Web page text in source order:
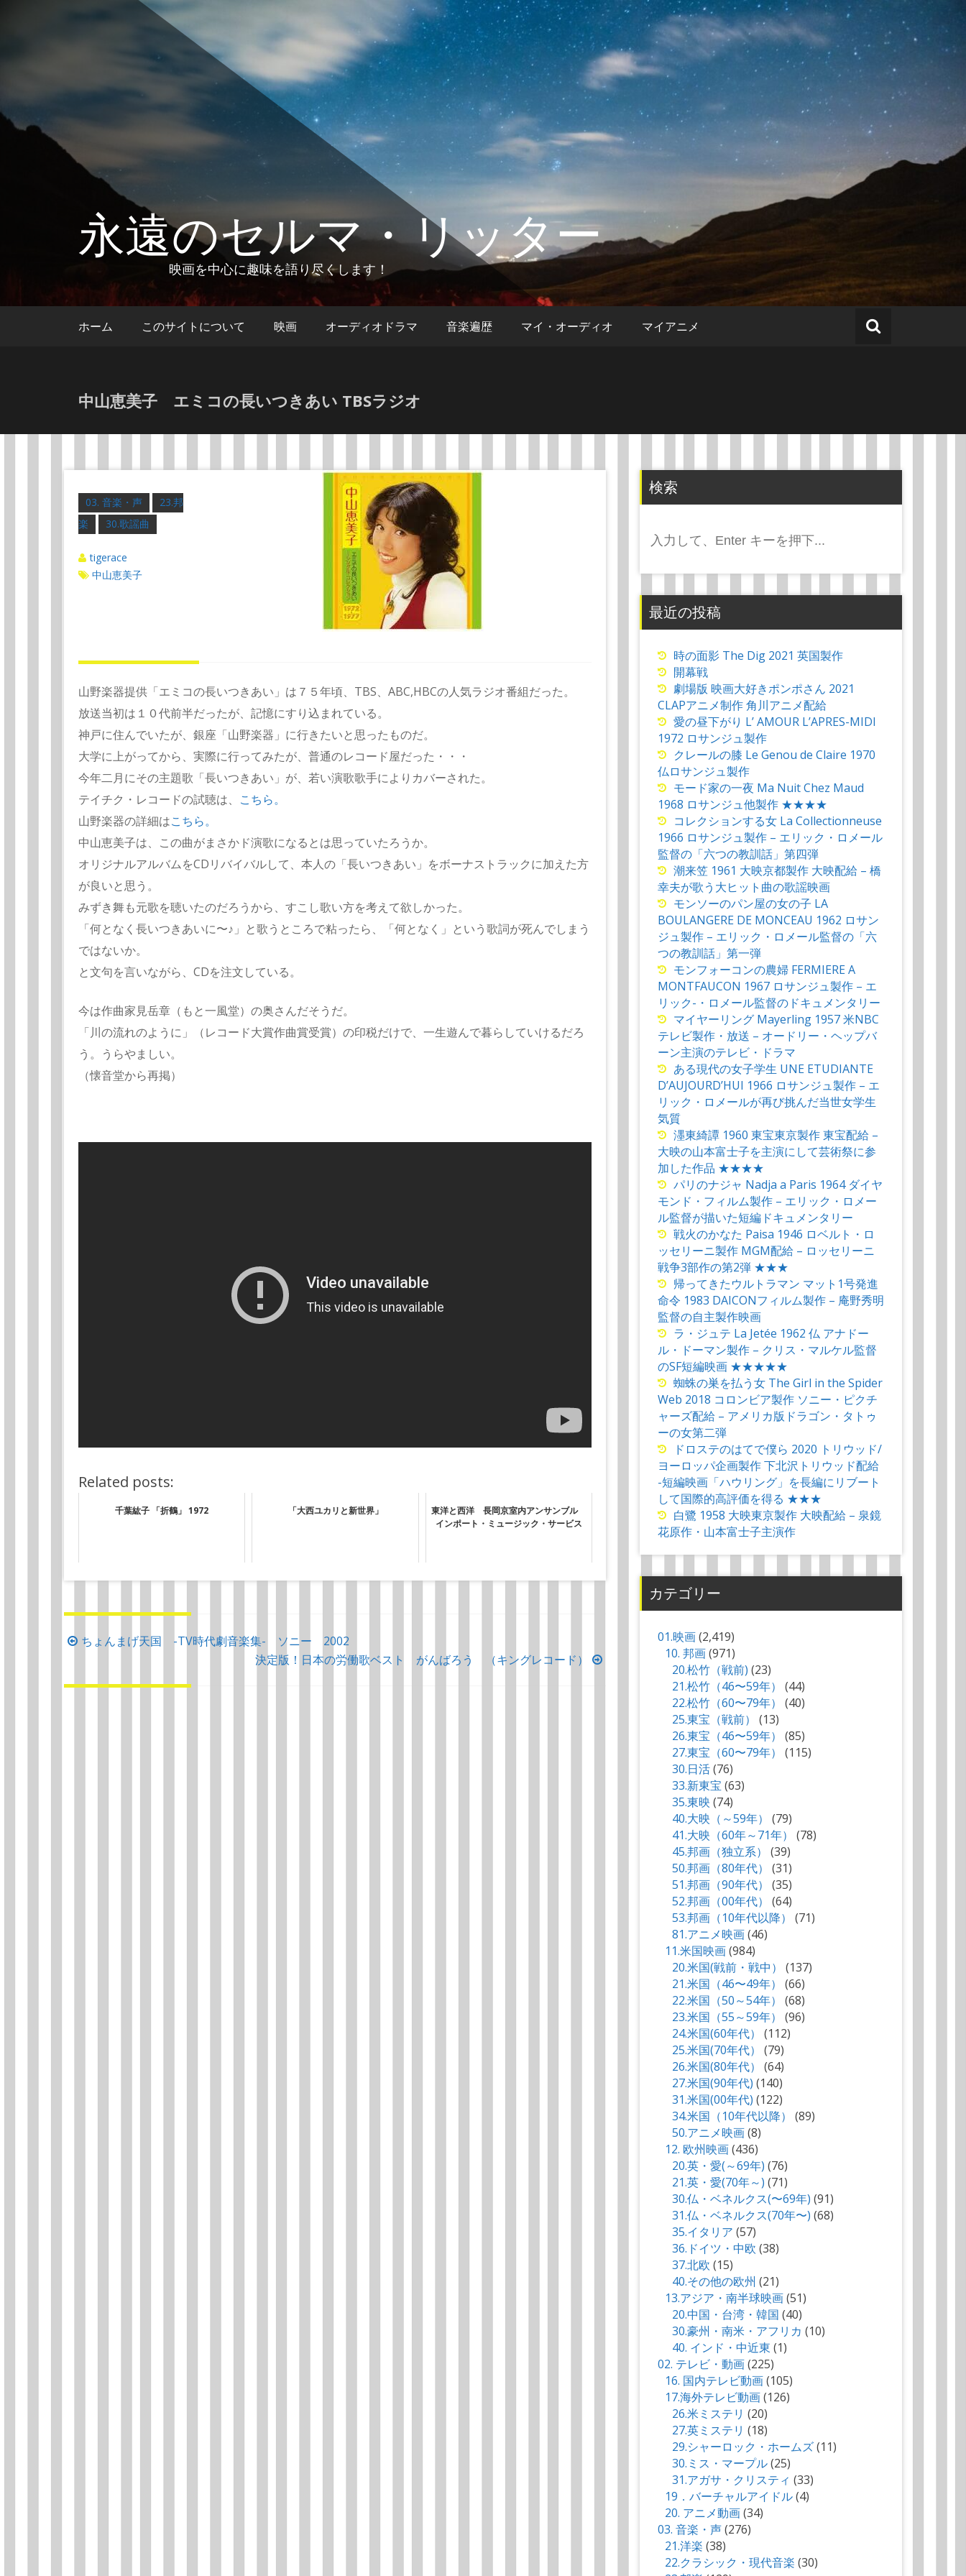
キ
永遠のセルマ・リッター
映画を中心に趣味を語り尽くします！
ホーム このサイトについて 映画 オーディオドラマ 音楽遍歴 マイ・オーディオ マイアニメ
中山恵美子 エミコの長いつきあい TBSラジオ
03. 音楽・声
23.邦
楽
30.歌謡曲
tigerace
中山恵美子
山野楽器提供「エミコの長いつきあい」は７５年頃、TBS、ABC,HBCの人気ラジオ番組だった。
放送当初は１０代前半だったが、記憶にすり込まれている。
神戸に住んでいたが、銀座「山野楽器」に行きたいと思ったものだ。
大学に上がってから、実際に行ってみたが、普通のレコード屋だった・・・
今年二月にその主題歌「長いつきあい」が、若い演歌歌手によりカバーされた。
テイチク・レコードの試聴は、 こちら。
山野楽器の詳細はこちら。
中山恵美子は、この曲がまさかド演歌になるとは思っていたろうか。
オリジナルアルバムをCDリバイバルして、本人の「長いつきあい」をボーナストラックに加えた方
が良いと思う。
みずき舞も元歌を聴いたのだろうから、すこし歌い方を考えて欲しかった。
「何となく長いつきあいに〜♪」と歌うところで粘ったら、「何となく」という歌詞が死んでしまう
ではないか。
と文句を言いながら、CDを注文している。
今は作曲家見岳章（もと一風堂）の奥さんだそうだ。
「川の流れのように」（レコード大賞作曲賞受賞）の印税だけで、一生遊んで暮らしていけるだろ
う。うらやましい。
（懐音堂から再掲）
Related posts:
千葉紘子 「折鶴」 1972 「大西ユカリと新世界」
東洋と西洋 長岡京室内アンサンブル
インポート・ミュージック・サービス
投
ナ
ちょんまげ天国 -TV時代劇音楽集- ソニー 2002
決定版！日本の労働歌ベスト がんばろう （キングレコード）
検索
索:
最近の投稿
時の面影 The Dig 2021 英国製作
開幕戦
劇場版 映画大好きポンポさん 2021
CLAPアニメ制作 角川アニメ配給
愛の昼下がり L’ AMOUR L’APRES-MIDI
1972 ロサンジュ製作
クレールの膝 Le Genou de Claire 1970
仏ロサンジュ製作
モード家の一夜 Ma Nuit Chez Maud
1968 ロサンジュ他製作 ★★★★
コレクションする女 La Collectionneuse
1966 ロサンジュ製作 – エリック・ロメール
監督の「六つの教訓話」第四弾
潮来笠 1961 大映京都製作 大映配給 – 橋
幸夫が歌う大ヒット曲の歌謡映画
モンソーのパン屋の女の子 LA
BOULANGERE DE MONCEAU 1962 ロサン
ジュ製作 – エリック・ロメール監督の「六
つの教訓話」第一弾
モンフォーコンの農婦 FERMIERE A
MONTFAUCON 1967 ロサンジュ製作 – エ
リック-・ロメール監督のドキュメンタリー
マイヤーリング Mayerling 1957 米NBC
テレビ製作・放送 – オードリー・ヘップバ
ーン主演のテレビ・ドラマ
ある現代の女子学生 UNE ETUDIANTE
D’AUJOURD’HUI 1966 ロサンジュ製作 – エ
リック・ロメールが再び挑んだ当世女学生
気質
濹東綺譚 1960 東宝東京製作 東宝配給 –
大映の山本富士子を主演にして芸術祭に参
加した作品 ★★★★
パリのナジャ Nadja a Paris 1964 ダイヤ
モンド・フィルム製作 – エリック・ロメー
ル監督が描いた短編ドキュメンタリー
戦火のかなた Paisa 1946 ロベルト・ロ
ッセリーニ製作 MGM配給 – ロッセリーニ
戦争3部作の第2弾 ★★★
帰ってきたウルトラマン マット1号発進
命令 1983 DAICONフィルム製作 – 庵野秀明
監督の自主製作映画
ラ・ジュテ La Jetée 1962 仏 アナドー
ル・ドーマン製作 – クリス・マルケル監督
のSF短編映画 ★★★★★
蜘蛛の巣を払う女 The Girl in the Spider
Web 2018 コロンビア製作 ソニー・ピクチ
ャーズ配給 – アメリカ版ドラゴン・タトゥ
ーの女第二弾
ドロステのはてで僕ら 2020 トリウッド/
ヨーロッパ企画製作 下北沢トリウッド配給
-短編映画「ハウリング」を長編にリブート
して国際的高評価を得る ★★★
白鷺 1958 大映東京製作 大映配給 – 泉鏡
花原作・山本富士子主演作
カテゴリー
01.映画(2,419)
10. 邦画(971)
20.松竹（戦前) (23)
21.松竹（46〜59年）
(44)
22.松竹（60〜79年）
(40)
25.東宝（戦前）
(13)
26.東宝（46〜59年）
(85)
27.東宝（60〜79年）
(115)
30.日活(76)
33.新東宝 (63)
35.東映 (74)
40.大映（～59年）
(79)
41.大映（60年～71年）
(78)
45.邦画（独立系）
(39)
50.邦画（80年代）
(31)
51.邦画（90年代）
(35)
52.邦画（00年代）
(64)
53.邦画（10年代以降）
(71)
81.アニメ映画(46)
11.米国映画(984)
20.米国(戦前・戦中）
(137)
21.米国（46〜49年）
(66)
22.米国（50～54年）
(68)
23.米国（55～59年）
(96)
24.米国(60年代）
(112)
25.米国(70年代）
(79)
26.米国(80年代）
(64)
27.米国(90年代) (140)
31.米国(00年代) (122)
34.米国（10年代以降）
(89)
50.アニメ映画(8)
12. 欧州映画(436)
20.英・愛(～69年) (76)
21.英・愛(70年～) (71)
30.仏・ベネルクス(〜69年) (91)
31.仏・ベネルクス(70年〜) (68)
35.イタリア (57)
36.ドイツ・中欧 (38)
37.北欧 (15)
40.その他の欧州 (21)
13.アジア・南半球映画(51)
20.中国・台湾・韓国 (40)
30.豪州・南米・アフリカ (10)
40. インド・中近東 (1)
02. テレビ・動画(225)
16. 国内テレビ動画(105)
17.海外テレビ動画(126)
26.米ミステリ (20)
27.英ミステリ (18)
29.シャーロック・ホームズ(11)
30.ミス・マープル(25)
31.アガサ・クリスティ (33)
19．バーチャルアイドル(4)
20. アニメ動画(34)
03. 音楽・声(276)
21.洋楽 (38)
22.クラシック・現代音楽 (30)